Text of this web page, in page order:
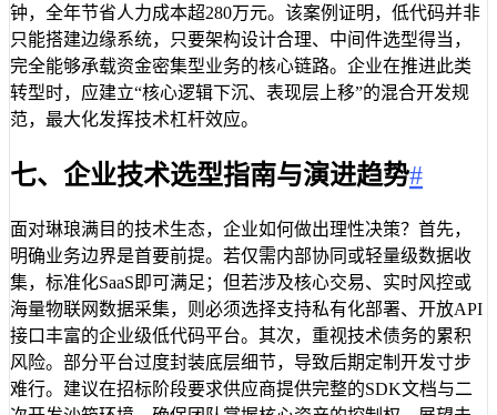
钟，全年节省人力成本超280万元。该案例证明，低代码并非
只能搭建边缘系统，只要架构设计合理、中间件选型得当，
完全能够承载资金密集型业务的核心链路。企业在推进此类
转型时，应建立“核心逻辑下沉、表现层上移”的混合开发规
范，最大化发挥技术杠杆效应。
七、企业技术选型指南与演进趋势#
面对琳琅满目的技术生态，企业如何做出理性决策？首先，
明确业务边界是首要前提。若仅需内部协同或轻量级数据收
集，标准化SaaS即可满足；但若涉及核心交易、实时风控或
海量物联网数据采集，则必须选择支持私有化部署、开放API
接口丰富的企业级低代码平台。其次，重视技术债务的累积
风险。部分平台过度封装底层细节，导致后期定制开发寸步
难行。建议在招标阶段要求供应商提供完整的SDK文档与二